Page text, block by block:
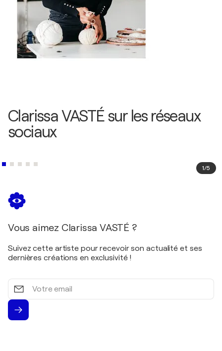
Clarissa VASTÉ sur les réseaux
sociaux
1/5
Vous aimez Clarissa VASTÉ ?
Suivez cette artiste pour recevoir son actualité et ses
dernières créations en exclusivité !
Votre
email